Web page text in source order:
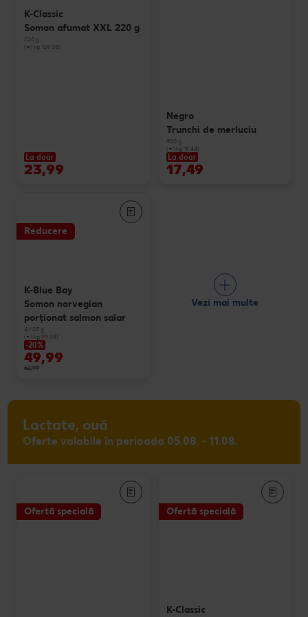
K-Classic
Somon afumat XXL 220 g
220 g
(=1 kg 109.05)
La doar
23,99
Negro
Trunchi de merluciu
900 g
(=1 kg 19.44)
La doar
17,49
Reducere
K-Blue Bay
Somon norvegian
porționat salmon salar
4x125 g
(=1 kg 99.98)
-20%
49,99
62,99
Vezi mai multe
Lactate, ouă
Oferte valabile în perioada 05.08. - 11.08.
Ofertă specială Ofertă specială
K-Classic